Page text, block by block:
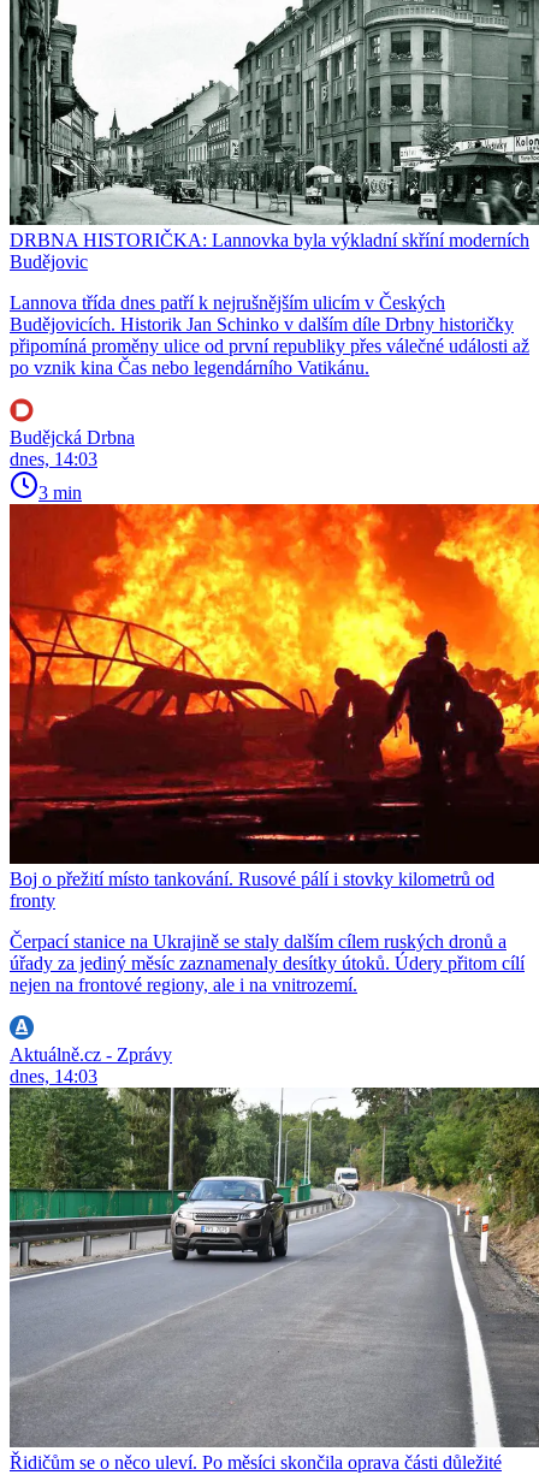
DRBNA HISTORIČKA: Lannovka byla výkladní skříní moderních
Budějovic
Lannova třída dnes patří k nejrušnějším ulicím v Českých
Budějovicích. Historik Jan Schinko v dalším díle Drbny historičky
připomíná proměny ulice od první republiky přes válečné události až
po vznik kina Čas nebo legendárního Vatikánu.
Budějcká Drbna
dnes, 14:03
3 min
Boj o přežití místo tankování. Rusové pálí i stovky kilometrů od
fronty
Čerpací stanice na Ukrajině se staly dalším cílem ruských dronů a
úřady za jediný měsíc zaznamenaly desítky útoků. Údery přitom cílí
nejen na frontové regiony, ale i na vnitrozemí.
Aktuálně.cz - Zprávy
dnes, 14:03
Řidičům se o něco uleví. Po měsíci skončila oprava části důležité